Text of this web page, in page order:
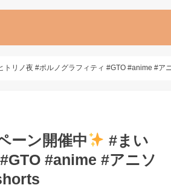
トリノ夜 #ポルノグラフィティ #GTO #anime #ア
ーン開催中
#まい
#anime #アニソ